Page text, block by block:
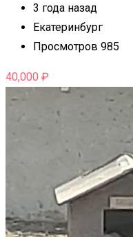
3 года назад
Екатеринбург
Просмотров 985
40,000 ₽